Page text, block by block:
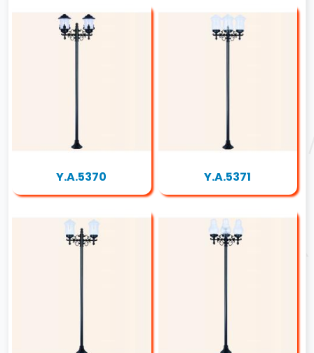
Y.A.5370 Y.A.5371